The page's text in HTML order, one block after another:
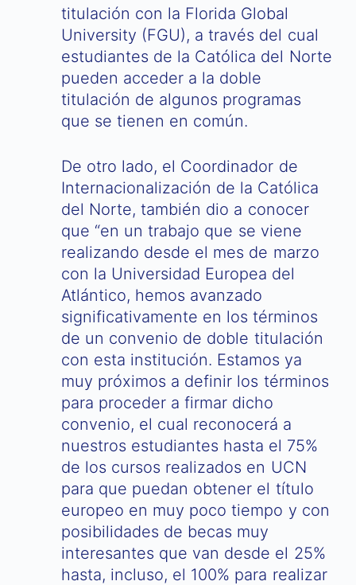
titulación con la Florida Global
University (FGU), a través del cual
estudiantes de la Católica del Norte
pueden acceder a la doble
titulación de algunos programas
que se tienen en común.
De otro lado, el Coordinador de
Internacionalización de la Católica
del Norte, también dio a conocer
que “en un trabajo que se viene
realizando desde el mes de marzo
con la Universidad Europea del
Atlántico, hemos avanzado
significativamente en los términos
de un convenio de doble titulación
con esta institución. Estamos ya
muy próximos a definir los términos
para proceder a firmar dicho
convenio, el cual reconocerá a
nuestros estudiantes hasta el 75%
de los cursos realizados en UCN
para que puedan obtener el título
europeo en muy poco tiempo y con
posibilidades de becas muy
interesantes que van desde el 25%
hasta, incluso, el 100% para realizar